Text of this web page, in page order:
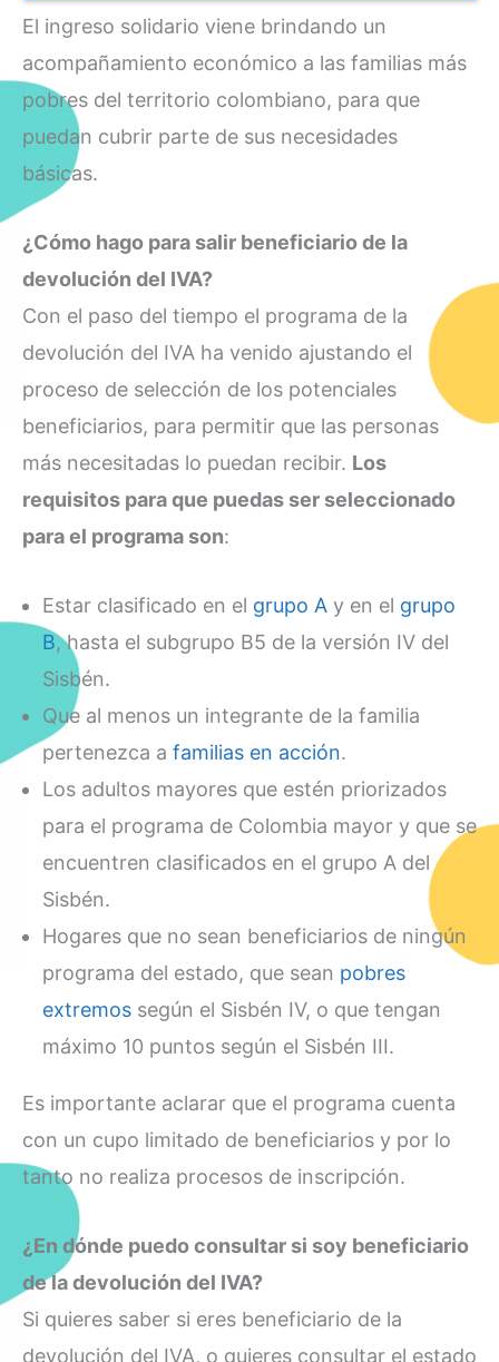
El ingreso solidario viene brindando un
acompañamiento económico a las familias más
pobres del territorio colombiano, para que
puedan cubrir parte de sus necesidades
básicas.
¿Cómo hago para salir beneficiario de la
devolución del IVA?
Con el paso del tiempo el programa de la
devolución del IVA ha venido ajustando el
proceso de selección de los potenciales
beneficiarios, para permitir que las personas
más necesitadas lo puedan recibir. Los
requisitos para que puedas ser seleccionado
para el programa son:
Estar clasificado en el grupo A y en el grupo
B, hasta el subgrupo B5 de la versión IV del
Sisbén.
Que al menos un integrante de la familia
pertenezca a familias en acción.
Los adultos mayores que estén priorizados
para el programa de Colombia mayor y que se
encuentren clasificados en el grupo A del
Sisbén.
Hogares que no sean beneficiarios de ningún
programa del estado, que sean pobres
extremos según el Sisbén IV, o que tengan
máximo 10 puntos según el Sisbén III.
Es importante aclarar que el programa cuenta
con un cupo limitado de beneficiarios y por lo
tanto no realiza procesos de inscripción.
¿En dónde puedo consultar si soy beneficiario
de la devolución del IVA?
Si quieres saber si eres beneficiario de la
devolución del IVA, o quieres consultar el estado